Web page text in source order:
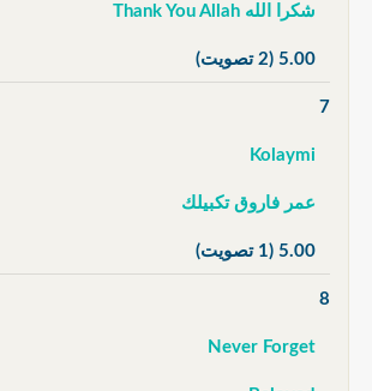
شكرا الله Thank You Allah
5.00 (2 تصويت)
7
Kolaymi
عمر فاروق تكبيلك
5.00 (1 تصويت)
8
Never Forget